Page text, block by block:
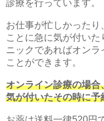
診療を行っています。
お仕事が忙しかった
ことに急に気が付い
ニックであればオンラ
ことができます。
オンライン診療の場
気が付いたその時に予